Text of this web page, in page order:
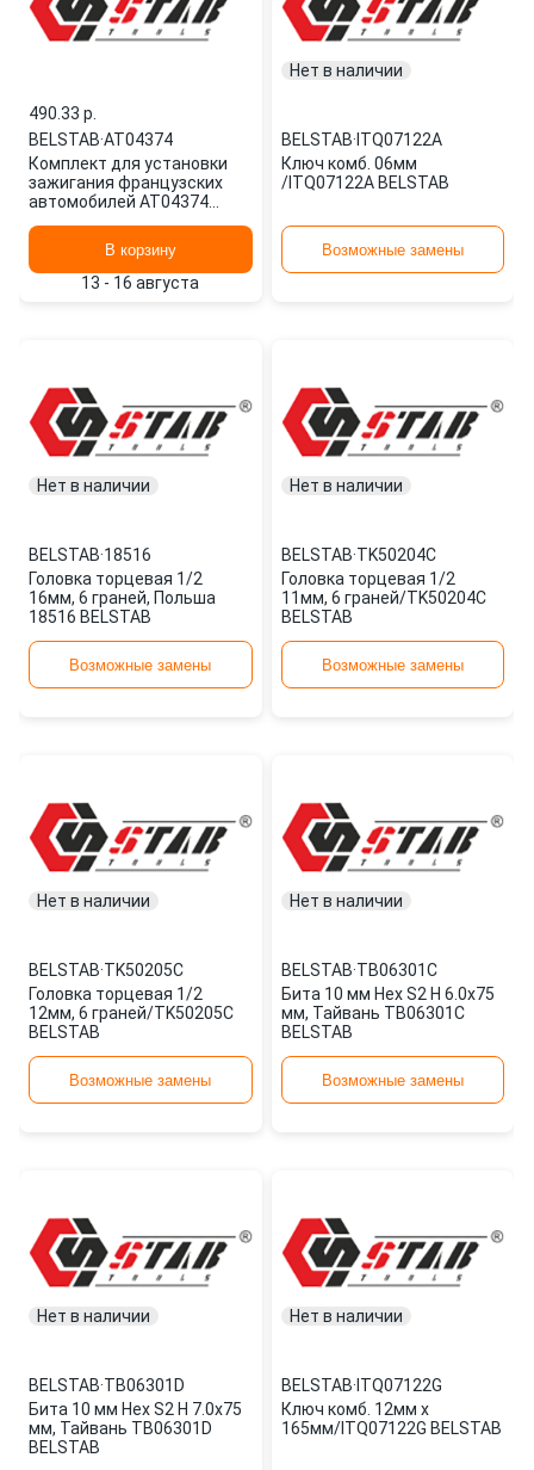
490.33 p.
BELSTAB·AT04374
Комплект для установки
зажигания французских
автомобилей AT04374
В корзину
13 - 16 августа
Нет в наличии
BELSTAB· ITQ07122A
Ключ комб. 06мм
/ITQ07122A BELSTAB
Возможные замены
Нет в наличии
BELSTAB·18516
Головка торцевая 1/2
16мм, 6 граней, Польша
18516 BELSTAB
Возможные замены
Нет в наличии
BELSTAB·TK50204C
Головка торцевая 1/2
11мм, 6 граней/TK50204C
BELSTAB
Возможные замены
Нет в наличии
BELSTAB·TK50205C
Головка торцевая 1/2
12мм, 6 граней/TK50205C
BELSTAB
Возможные замены
Нет в наличии
BELSTAB·TB06301C
Бита 10 мм Hex S2 H 6.0х75
мм, Тайвань TB06301C
BELSTAB
Возможные замены
Нет в наличии
BELSTAB·TB06301D
Бита 10 мм Hex S2 H 7.0х75
мм, Тайвань TB06301D
BELSTAB
Нет в наличии
BELSTAB· ITQ07122G
Ключ комб. 12мм х
165мм/ITQ07122G BELSTAB